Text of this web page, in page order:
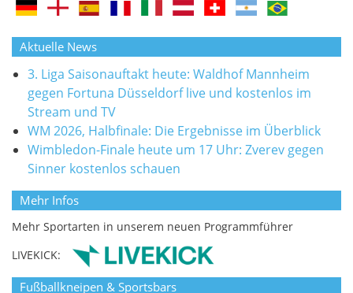
Aktuelle News
3. Liga Saisonauftakt heute: Waldhof Mannheim
gegen Fortuna Düsseldorf live und kostenlos im
Stream und TV
WM 2026, Halbfinale: Die Ergebnisse im Überblick
Wimbledon-Finale heute um 17 Uhr: Zverev gegen
Sinner kostenlos schauen
Mehr Infos
Mehr Sportarten in unserem neuen Programmführer
LIVEKICK:
Fußballkneipen & Sportsbars